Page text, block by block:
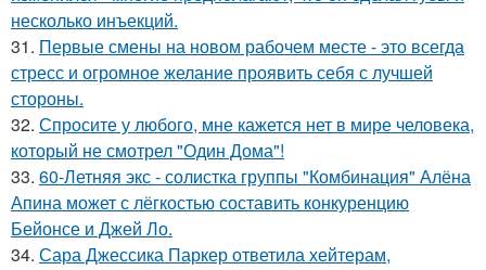
несколько инъекций.
31. Первые смены на новом рабочем месте - это всегда
стресс и огромное желание проявить себя с лучшей
стороны.
32. Спросите у любого, мне кажется нет в мире человека,
который не смотрел "Один Дома"!
33. 60-Летняя экс - солистка группы "Комбинация" Алёна
Апина может с лёгкостью составить конкуренцию
Бейонсе и Джей Ло.
34. Сара Джессика Паркер ответила хейтерам,